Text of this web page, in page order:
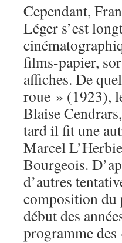
Cependant,
Léger s’est
films-papier,
affiches. De
roue » (1923),
Blaise
tard il fit une
Marcel
Bourgeois.
d’autres
composition du
début des
programme